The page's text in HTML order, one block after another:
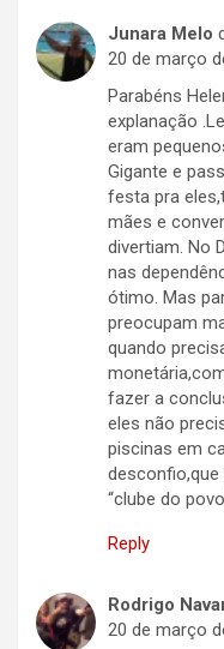
Junara Melo
20 de março
Parabéns
explanação
eram
Gigante e
festa pra
mães e
divertiam. No
nas
ótimo. Mas
preocupam
quando
fazer a
eles não
piscinas em
“clube do
Reply
Rodrigo
20 de março